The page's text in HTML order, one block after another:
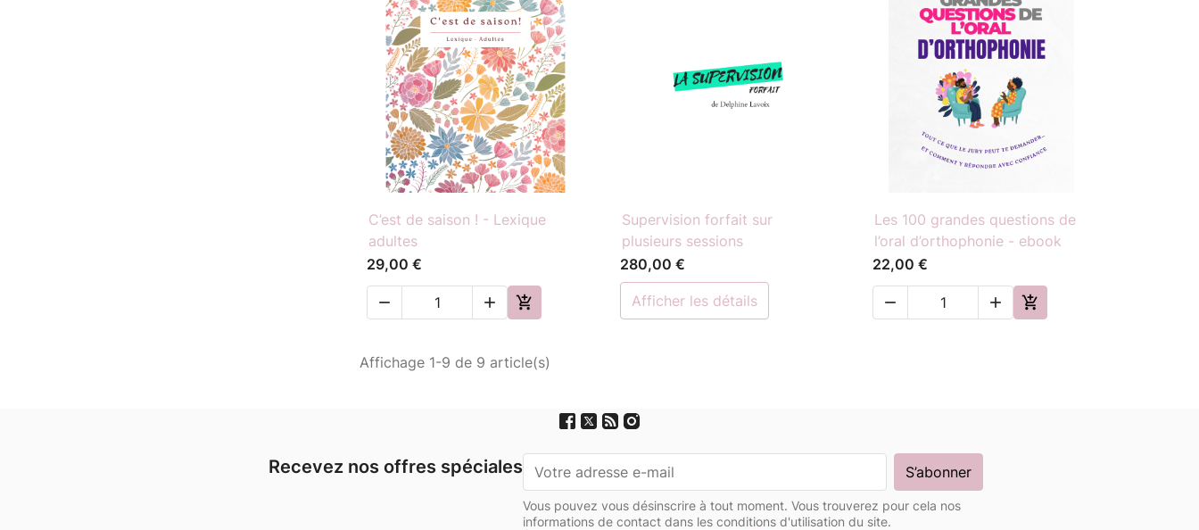
Aperçu rapide
C’est de saison ! - Lexique
adultes
29,00 €
  
Aperçu rapide
Supervision forfait sur
plusieurs sessions
280,00 €
afficher les détails
Aperçu rapide
Les 100 grandes questions de
l’oral d’orthophonie - ebook
22,00 €
  
Affichage 1-9 de 9 article(s)
Recevez nos offres spéciales
Vous pouvez vous désinscrire à tout moment. Vous trouverez pour cela nos
informations de contact dans les conditions d'utilisation du site.